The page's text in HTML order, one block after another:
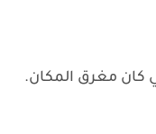
كان مغرق المكان.